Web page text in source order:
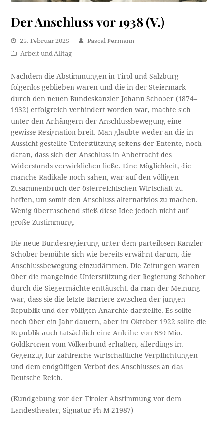
Der Anschluss vor 1938 (V.)
25. Februar 2025
Pascal Permann
Arbeit und Alltag
Nachdem die Abstimmungen in Tirol und Salzburg
folgenlos geblieben waren und die in der Steiermark
durch den neuen Bundeskanzler Johann Schober (1874–
1932) erfolgreich verhindert worden war, machte sich
unter den Anhängern der Anschlussbewegung eine
gewisse Resignation breit. Man glaubte weder an die in
Aussicht gestellte Unterstützung seitens der Entente, noch
daran, dass sich der Anschluss in Anbetracht des
Widerstands verwirklichen ließe. Eine Möglichkeit, die
manche Radikale noch sahen, war auf den völligen
Zusammenbruch der österreichischen Wirtschaft zu
hoffen, um somit den Anschluss alternativlos zu machen.
Wenig überraschend stieß diese Idee jedoch nicht auf
große Zustimmung.
Die neue Bundesregierung unter dem parteilosen Kanzler
Schober bemühte sich wie bereits erwähnt darum, die
Anschlussbewegung einzudämmen. Die Zeitungen waren
über die mangelnde Unterstützung der Regierung Schober
durch die Siegermächte enttäuscht, da man der Meinung
war, dass sie die letzte Barriere zwischen der jungen
Republik und der völligen Anarchie darstellte. Es sollte
noch über ein Jahr dauern, aber im Oktober 1922 sollte die
Republik auch tatsächlich eine Anleihe von 650 Mio.
Goldkronen vom Völkerbund erhalten, allerdings im
Gegenzug für zahlreiche wirtschaftliche Verpflichtungen
und dem endgültigen Verbot des Anschlusses an das
Deutsche Reich.
(Kundgebung vor der Tiroler Abstimmung vor dem
Landestheater, Signatur Ph-M-21987)